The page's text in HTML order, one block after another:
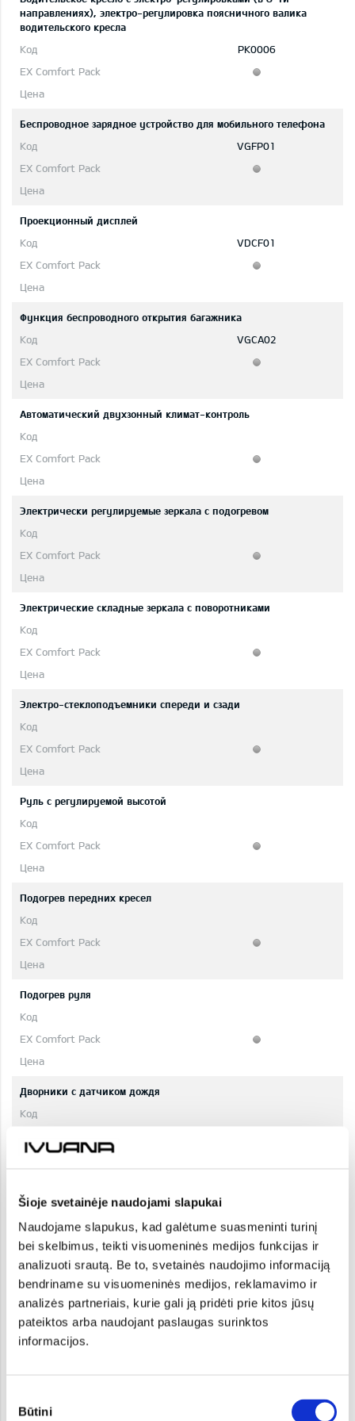
Šioje svetainėje naudojami slapukai
Naudojame slapukus, kad galėtume suasmeninti turinį
bei skelbimus, teikti visuomeninės medijos funkcijas ir
analizuoti srautą. Be to, svetainės naudojimo informaciją
bendriname su visuomeninės medijos, reklamavimo ir
analizės partneriais, kurie gali ją pridėti prie kitos jūsų
pateiktos arba naudojant paslaugas surinktos
informacijos.
pasirinkimas
Būtini
направлениях), электро-регулировка поясничного валика
водительского кресла
PK0006
Беспроводное зарядное устройство для мобильного телефона
VGFP01
Проекционный дисплей
VDCF01
Функция беспроводного открытия багажника
VGCA02
Автоматический двухзонный климат-контроль
Электрически регулируемые зеркала с подогревом
Электрические складные зеркала с поворотниками
Электро-стеклоподъемники спереди и сзади
Руль с регулируемой высотой
Подогрев передних кресел
Подогрев руля
Дворники с датчиком дождя
Безопасность и технология
Система предупреждения "мертвой зоны" вместе с системой